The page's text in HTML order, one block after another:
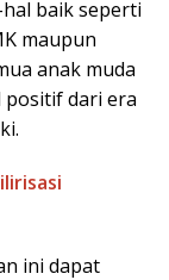
baik seperti
maupun
anak muda
positif dari era
ini dapat